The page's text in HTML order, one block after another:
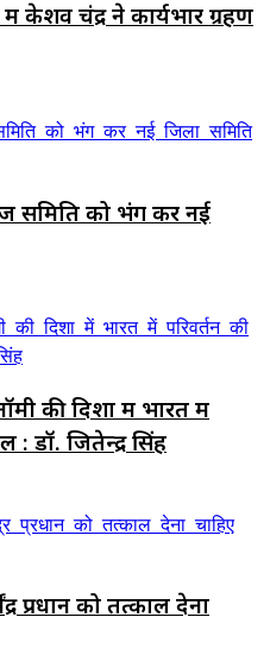
चंद्र ने कार्यभार ग्रहण
समिति को भंग कर नई
की दिशा में भारत में
: डॉ. जितेन्द्र सिंह
प्रधान को तत्काल देना